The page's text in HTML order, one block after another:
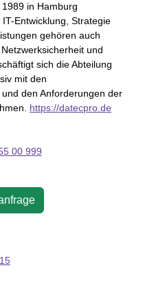
in Hamburg
Entwicklung, Strategie
gehören auch
und
sich die Abteilung
mit den
den Anforderungen der
https://datecpro.de
00 999